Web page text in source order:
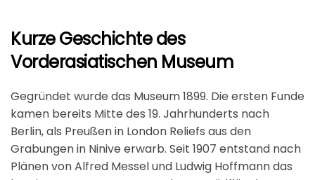
Kurze Geschichte des
Vorderasiatischen Museum
Gegründet wurde das Museum 1899. Die ersten Funde
kamen bereits Mitte des 19. Jahrhunderts nach
Berlin, als Preußen in London Reliefs aus den
Grabungen in Ninive erwarb. Seit 1907 entstand nach
Plänen von Alfred Messel und Ludwig Hoffmann das